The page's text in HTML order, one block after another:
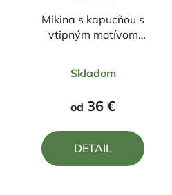
Mikina s kapucňou s
vtipným motívom
hodnotenie
produktu
5,0
z
Skladom
od 36 €
DETAIL